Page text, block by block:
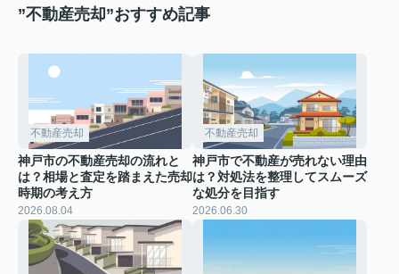
”不動産売却”おすすめ記事
不動産売却
神戸市の不動産売却の流れと
は？相場と査定を踏まえた売却
時期の考え方
2026.08.04
不動産売却
神戸市で不動産が売れない理由
は？対処法を整理してスムーズ
な処分を目指す
2026.06.30